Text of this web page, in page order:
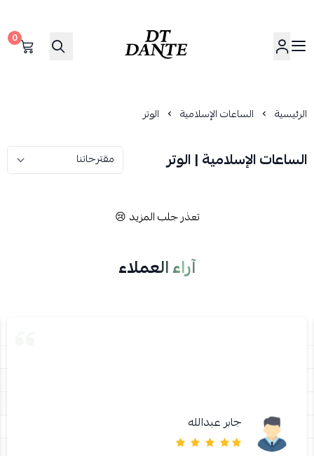
دانتي | DANTE
0
الرئيسية الساعات الإسلامية الوتر
الساعات الإسلامية | الوتر
تعذر جلب المزيد 😢
آراء العملاء
جابر عبدالله